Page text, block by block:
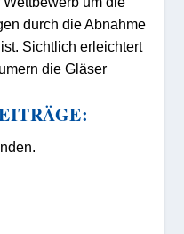
durch die Abnahme
Sichtlich erleichtert
die Gläser